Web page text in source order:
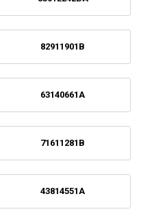
82911901B
63140661A
71611281B
43814551A